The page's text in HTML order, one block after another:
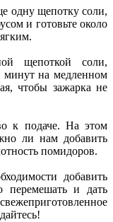
одну щепотку соли,
и готовьте около
щепоткой соли,
минут на медленном
чтобы зажарка не
к подаче. На этом
ли нам добавить
помидоров.
добавить
перемешать и дать